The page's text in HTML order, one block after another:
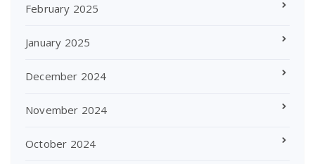
February 2025
January 2025
December 2024
November 2024
October 2024